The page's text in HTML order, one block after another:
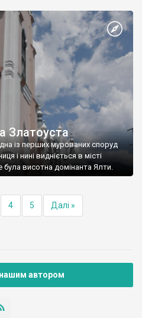
Златоуста
із перших мурованих споруд
і нині видніється в місті
була висотна домінанта Ялти.
4 5 Далі »
автором